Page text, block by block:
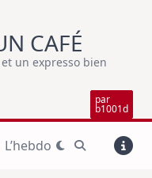
CAFÉ
un expresso bien
par
b1001d
L’hebdo